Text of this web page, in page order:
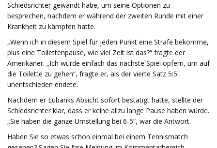
Schiedsrichter gewandt habe, um seine Optionen zu
besprechen, nachdem er während der zweiten Runde mit einer
Krankheit zu kämpfen hatte.
„Wenn ich in diesem Spiel für jeden Punkt eine Strafe bekomme,
plus eine Toilettenpause, wie viel Zeit ist das?“ fragte der
Amerikaner. „Ich würde einfach das nächste Spiel opfern, um auf
die Toilette zu gehen“, fragte er, als der vierte Satz 5:5
unentschieden endete.
Nachdem er Eubanks Absicht sofort bestätigt hatte, stellte der
Schiedsrichter klar, dass er keine allzu lange Pause haben würde.
„Sie haben die ganze Umstellung bei 6-5“, war die Antwort.
Haben Sie so etwas schon einmal bei einem Tennismatch